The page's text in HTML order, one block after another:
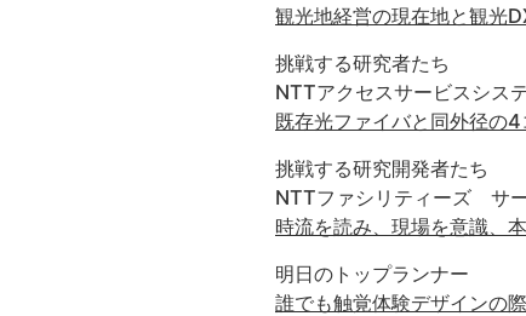
観光地経営の現在地と観光
挑戦する研究者たち
NTTアクセスサービスシス
既存光ファイバと同外径の
挑戦する研究開発者たち
NTTファシリティーズ サ
時流を読み、現場を意識、
明日のトップランナー
誰でも触覚体験デザインの